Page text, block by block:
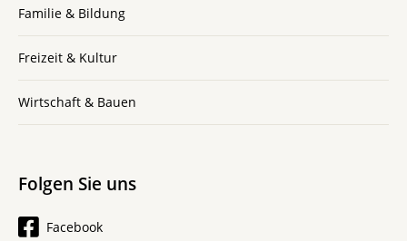
Familie & Bildung
Freizeit & Kultur
Wirtschaft & Bauen
Folgen Sie uns
Facebook